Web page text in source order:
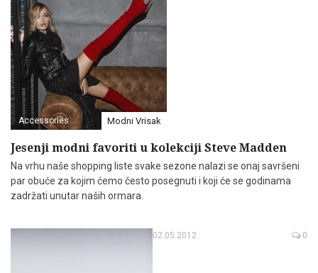
Accessories Modni Vrisak
Jesenji modni favoriti u kolekciji Steve Madden
Na vrhu naše shopping liste svake sezone nalazi se onaj savršeni
par obuće za kojim ćemo često posegnuti i koji će se godinama
zadržati unutar naših ormara.
02.05.2012 0